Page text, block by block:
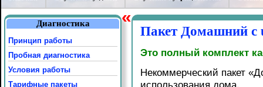
Диагностика
Принцип работы
Пробная диагностика
Условия работы
Тарифные пакеты
«
Пакет Домашний с
Это полный комплект
Некоммерческий пакет
использования дома.